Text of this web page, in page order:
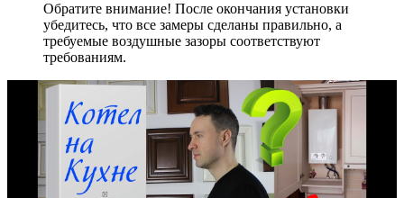
Обратите внимание! После окончания установки
убедитесь, что все замеры сделаны правильно, а
требуемые воздушные зазоры соответствуют
требованиям.